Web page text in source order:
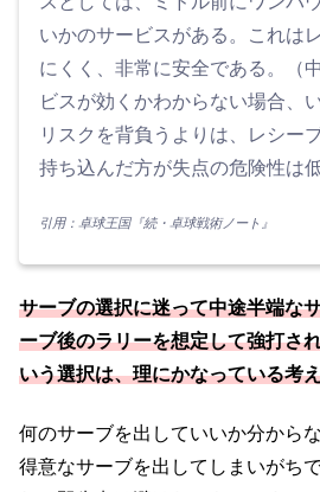
いかのサービスがある。これは
にくく、非常に安全である。（
ビスが効くかわからない場合、
リスクを背負うよりは、レシー
持ち込んだ方が失点の危険性は低
引用：卓球王国『続・卓球戦術ノート』
サーブの選択に迷って中途半端な
ーブ後のラリーを想定して強打さ
いう選択は、理にかなっている考
何のサーブを出していいか分から
得意なサーブを出してしまいがち